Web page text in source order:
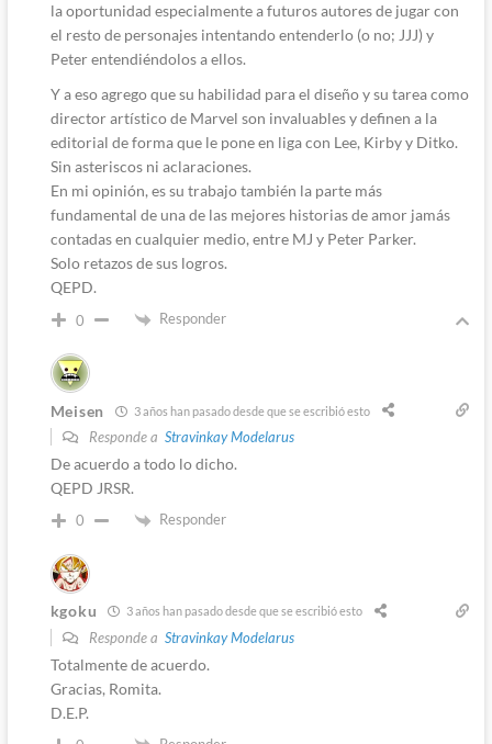
la oportunidad especialmente a futuros autores de jugar con
el resto de personajes intentando entenderlo (o no; JJJ) y
Peter entendiéndolos a ellos.
Y a eso agrego que su habilidad para el diseño y su tarea como
director artístico de Marvel son invaluables y definen a la
editorial de forma que le pone en liga con Lee, Kirby y Ditko.
Sin asteriscos ni aclaraciones.
En mi opinión, es su trabajo también la parte más
fundamental de una de las mejores historias de amor jamás
contadas en cualquier medio, entre MJ y Peter Parker.
Solo retazos de sus logros.
QEPD.
0 Responder
Meisen 3 años han pasado desde que se escribió esto
Responde a Stravinkay Modelarus
De acuerdo a todo lo dicho.
QEPD JRSR.
0 Responder
kgoku 3 años han pasado desde que se escribió esto
Responde a Stravinkay Modelarus
Totalmente de acuerdo.
Gracias, Romita.
D.E.P.